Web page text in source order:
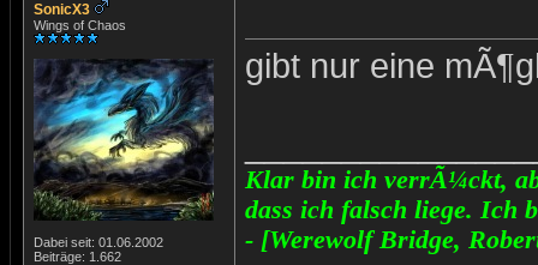
SonicX3
Wings of Chaos
Dabei seit: 01.06.2002
Beiträge: 1.662
gibt nur eine
Klar bin ich verrÃ¼ckt,
dass ich falsch liege. Ich
- [Werewolf Bridge,